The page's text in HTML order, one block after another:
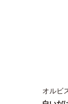
オルビ